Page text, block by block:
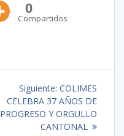
0
Compartidos
Siguiente: COLIMES
CELEBRA 37 AÑOS DE
PROGRESO Y ORGULLO
CANTONAL